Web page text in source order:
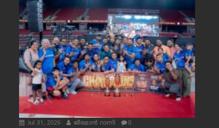
Jul 31, 2026 ജീമോന്‍ റാന്നി 0